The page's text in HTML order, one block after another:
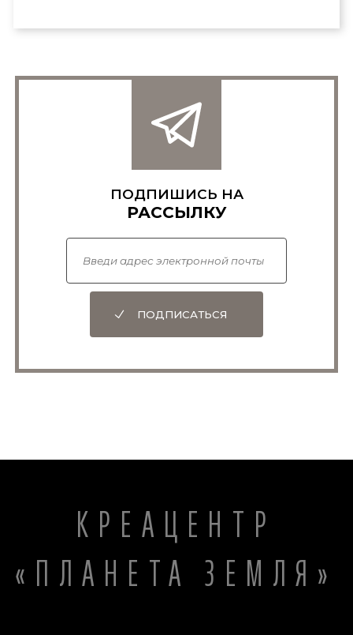
ПОДПИШИСЬ НА
РАССЫЛКУ
ПОДПИСАТЬСЯ
КРЕАЦЕНТР
«ПЛАНЕТА ЗЕМЛЯ»